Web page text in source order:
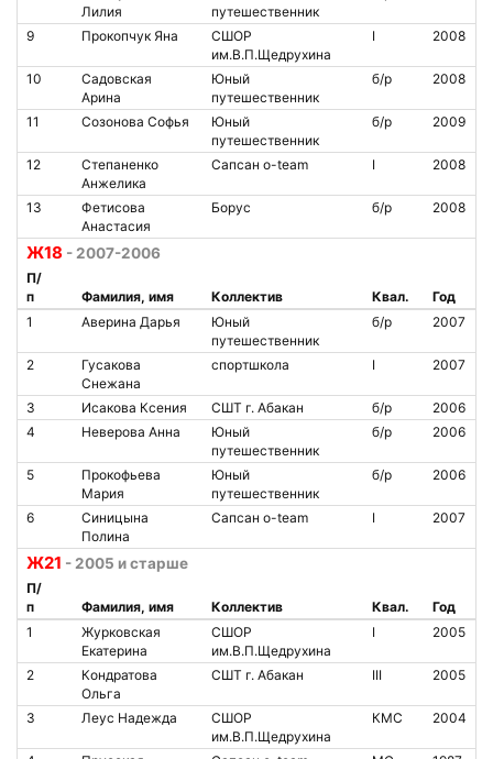
Лилия
путешественник
9 Прокопчук Яна
СШОР
им.В.П.Щедрухина
I 2008
10
Садовская
Арина
Юный
путешественник
б/р 2008
11 Созонова Софья
Юный
путешественник
б/р 2009
12
Степаненко
Анжелика
Сапсан o-team I 2008
13
Фетисова
Анастасия
Борус б/р 2008
Ж18 - 2007-2006
П/
п
Фамилия, имя Коллектив Квал.
Год
1
Аверина Дарья
Юный
путешественник
б/р 2007
2
Гусакова
Снежана
спортшкола I 2007
3 Исакова Ксения СШТ г. Абакан б/р
2006
4
Неверова Анна
Юный
путешественник
б/р 2006
5
Прокофьева
Мария
Юный
путешественник
б/р 2006
6
Синицына
Полина
Сапсан o-team I 2007
Ж21 - 2005 и старше
П/
п
Фамилия, имя Коллектив Квал.
Год
1
Журковская
Екатерина
СШОР
им.В.П.Щедрухина
I 2005
2
Кондратова
Ольга
СШТ г. Абакан III 2005
3 Леус Надежда
СШОР
им.В.П.Щедрухина
КМС 2004